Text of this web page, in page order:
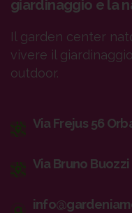
giardinaggio e la
Il garden center
vivere il
outdoor.
Via Frejus 56
Via Bruno